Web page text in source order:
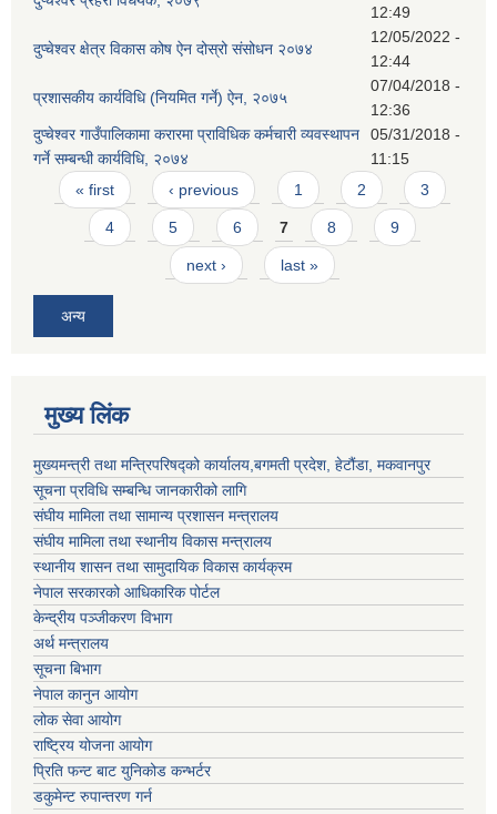
12:49
दुप्चेश्वर क्षेत्र विकास कोष ऐन दोस्रो संसोधन २०७४
12/05/2022 -
12:44
प्रशासकीय कार्यविधि (नियमित गर्ने) ऐन, २०७५
07/04/2018 -
12:36
दुप्चेश्वर गाउँपालिकामा करारमा प्राविधिक कर्मचारी व्यवस्थापन
गर्ने सम्बन्धी कार्यविधि, २०७४
05/31/2018 -
11:15
Pages
« first ‹ previous 1 2 3
4 5 6 7 8 9
next › last »
अन्य
मुख्य लिंक
मुख्यमन्त्री तथा मन्त्रिपरिषद्को कार्यालय,बगमती प्रदेश, हेटौंडा, मकवानपुर
सूचना प्रविधि सम्बन्धि जानकारीको लागि
संघीय मामिला तथा सामान्य प्रशासन मन्त्रालय
संघीय मामिला तथा स्थानीय विकास मन्त्रालय
स्थानीय शासन तथा सामुदायिक विकास कार्यक्रम
नेपाल सरकारको आधिकारिक पोर्टल
केन्द्रीय पञ्जीकरण विभाग
अर्थ मन्त्रालय
सूचना बिभाग
नेपाल कानुन आयोग
लोक सेवा आयोग
राष्ट्रिय योजना आयोग
प्रिति फन्ट बाट युनिकोड कन्भर्टर
डकुमेन्ट रुपान्तरण गर्न